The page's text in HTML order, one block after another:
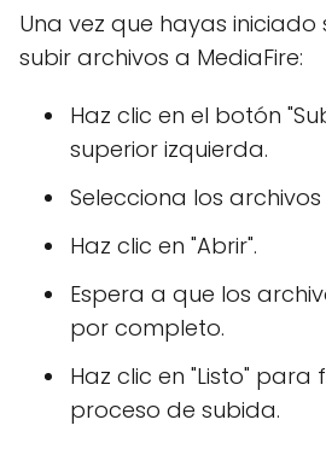
Una vez que hayas iniciado
subir archivos a MediaFire:
Haz clic en el botón
superior izquierda.
Selecciona los
Haz clic en "Abrir".
Espera a que los
por completo.
Haz clic en "Listo" para
proceso de subida.